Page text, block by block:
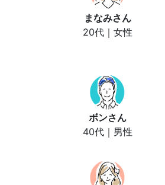
まなみさん
20代｜女性
ボンさん
40代｜男性